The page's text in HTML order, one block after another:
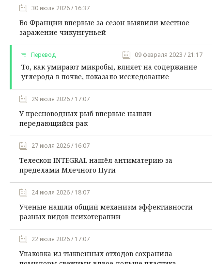
30 июля 2026 / 16:37
Во Франции впервые за сезон выявили местное
заражение чикунгуньей
Перевод 09 февраля 2023 / 21:17
То, как умирают микробы, влияет на содержание
углерода в почве, показало исследование
29 июля 2026 / 17:07
У пресноводных рыб впервые нашли
передающийся рак
27 июля 2026 / 16:07
Телескоп INTEGRAL нашёл антиматерию за
пределами Млечного Пути
24 июля 2026 / 18:07
Ученые нашли общий механизм эффективности
разных видов психотерапии
22 июля 2026 / 17:07
Упаковка из тыквенных отходов сохранила